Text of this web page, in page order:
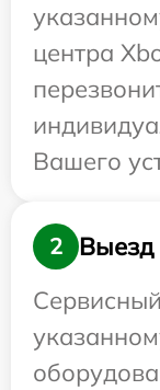
центра
Вашего
2
Выезд